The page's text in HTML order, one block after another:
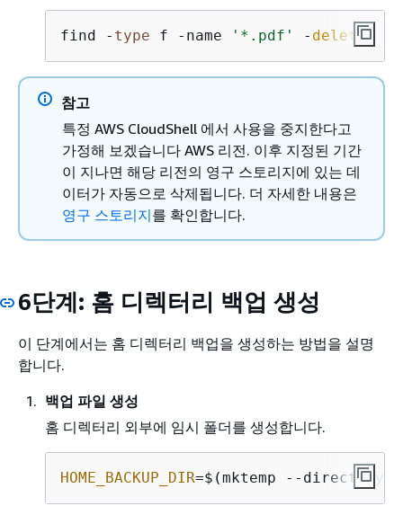
find - type f -name '*.pdf' - delete
참고
특정 AWS CloudShell 에서 사용을 중지한다고
가정해 보겠습니다 AWS 리전. 이후 지정된 기간
이 지나면 해당 리전의 영구 스토리지에 있는 데
이터가 자동으로 삭제됩니다. 더 자세한 내용은
영구 스토리지를 확인합니다.
6단계: 홈 디렉터리 백업 생성
이 단계에서는 홈 디렉터리 백업을 생성하는 방법을 설명
합니다.
백업 파일 생성
홈 디렉터리 외부에 임시 폴더를 생성합니다.
HOME_BACKUP_DIR=$(mktemp --directory)